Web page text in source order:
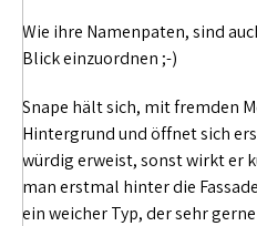
Wie ihre Namenpaten, sind
Blick einzuordnen ;-)
Snape hält sich, mit fremden
Hintergrund und öffnet sich
würdig erweist, sonst wirkt er
man erstmal hinter die
ein weicher Typ, der sehr